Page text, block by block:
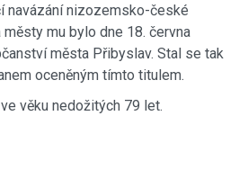
navázání nizozemsko-české
mu bylo dne 18. června
města Přibyslav. Stal se tak
oceněným tímto titulem.
věku nedožitých 79 let.